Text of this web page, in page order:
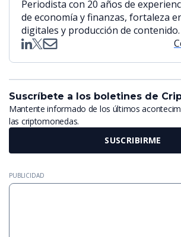
Periodista con 20 años de
de economía y finanzas, fortaleza
digitales y producción de contenido.
Suscríbete a los boletines de
Mantente informado de los últimos
las criptomonedas.
SUSCRIBIRME
PUBLICIDAD